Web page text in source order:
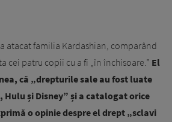
atacat familia Kardashian, comparând
cei patru copii cu a fi „în închisoare.” El
că „drepturile sale au fost luate
și Disney” și a catalogat orice
o opinie despre el drept „sclavi